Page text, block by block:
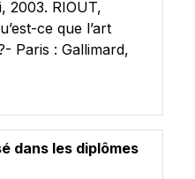
2003. RIOUT,
ce que l’art
Paris : Gallimard,
dans les diplômes